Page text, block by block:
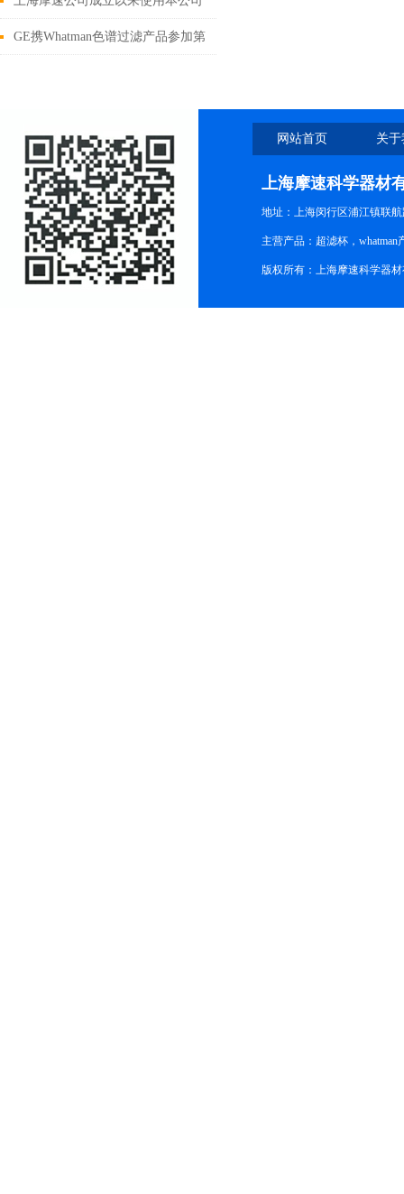
产品发表论文情况汇总
GE携Whatman色谱过滤产品参加第
网站首页 关
上海摩速科学器材
地址：上海闵行区浦江镇联航
主营产品：超滤杯，
版权所有：上海摩速科学器